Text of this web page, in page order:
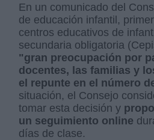
En un comunicado del
de educación infantil,
centros educativos de
secundaria obligatoria
"gran preocupación por
docentes, las familias y
el repunte en el número
situación, el Consejo
tomar esta decisión y
un seguimiento online
días de clase.